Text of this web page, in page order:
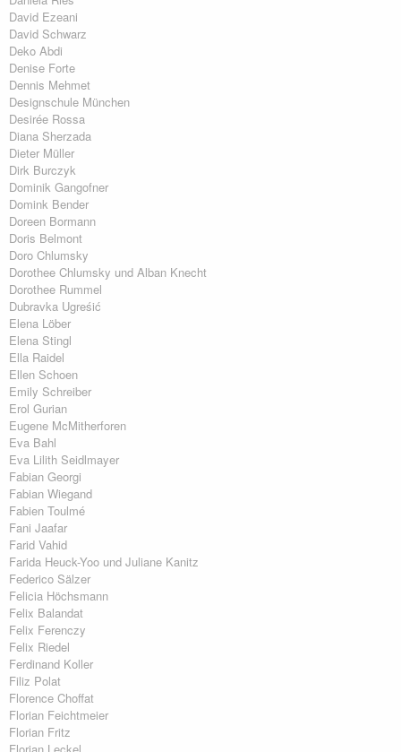
David Ezeani
David Schwarz
Deko Abdi
Denise Forte
Dennis Mehmet
Designschule München
Desirée Rossa
Diana Sherzada
Dieter Müller
Dirk Burczyk
Dominik Gangofner
Domink Bender
Doreen Bormann
Doris Belmont
Doro Chlumsky
Dorothee Chlumsky und Alban Knecht
Dorothee Rummel
Dubravka Ugreśić
Elena Löber
Elena Stingl
Ella Raidel
Ellen Schoen
Emily Schreiber
Erol Gurian
Eugene McMitherforen
Eva Bahl
Eva Lilith Seidlmayer
Fabian Georgi
Fabian Wiegand
Fabien Toulmé
Fani Jaafar
Farid Vahid
Farida Heuck-Yoo und Juliane Kanitz
Federico Sälzer
Felicia Höchsmann
Felix Balandat
Felix Ferenczy
Felix Riedel
Ferdinand Koller
Filiz Polat
Florence Choffat
Florian Feichtmeier
Florian Fritz